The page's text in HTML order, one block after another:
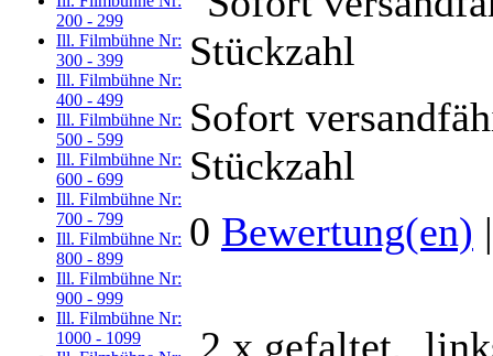
200 - 299
Ill. Filmbühne Nr:
300 - 399
Ill. Filmbühne Nr:
400 - 499
Ill. Filmbühne Nr:
500 - 599
Ill. Filmbühne Nr:
600 - 699
Ill. Filmbühne Nr:
700 - 799
Ill. Filmbühne Nr:
800 - 899
Ill. Filmbühne Nr:
900 - 999
Ill. Filmbühne Nr:
1000 - 1099
Sofort
Stückzahl
0 Bewertung(en)
2 x gefaltet,